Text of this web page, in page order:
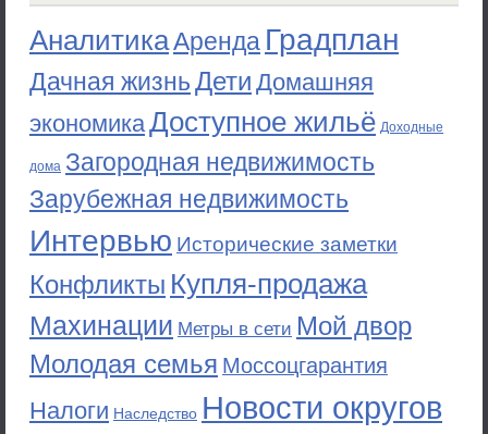
АналитикаАренда Градплан
Дачная жизньДети Домашняя
экономикаДоступное жильё Доходные
дома Загородная недвижимость
Зарубежная недвижимость
Интервью Исторические заметки
Конфликты Купля-продажа
Махинации Метры в сети Мой двор
Молодая семья Моссоцгарантия
Налоги Наследство Новости округов